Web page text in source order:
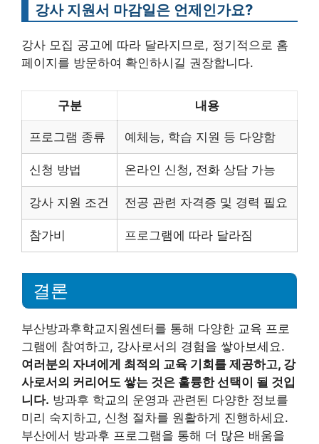
강사 지원서 마감일은 언제인가요?
강사 모집 공고에 따라 달라지므로, 정기적으로 홈
페이지를 방문하여 확인하시길 권장합니다.
구분 내용
프로그램 종류 예체능, 학습 지원 등 다양함
신청 방법 온라인 신청, 전화 상담 가능
강사 지원 조건 전공 관련 자격증 및 경력 필요
참가비 프로그램에 따라 달라짐
결론
부산방과후학교지원센터를 통해 다양한 교육 프로
그램에 참여하고, 강사로서의 경험을 쌓아보세요.
여러분의 자녀에게 최적의 교육 기회를 제공하고, 강
사로서의 커리어도 쌓는 것은 훌륭한 선택이 될 것입
니다. 방과후 학교의 운영과 관련된 다양한 정보를
미리 숙지하고, 신청 절차를 원활하게 진행하세요.
부산에서 방과후 프로그램을 통해 더 많은 배움을